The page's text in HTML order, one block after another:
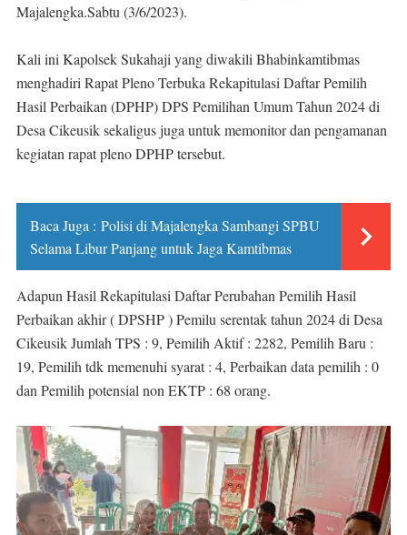
Majalengka.Sabtu (3/6/2023).
Kali ini Kapolsek Sukahaji yang diwakili Bhabinkamtibmas
menghadiri Rapat Pleno Terbuka Rekapitulasi Daftar Pemilih
Hasil Perbaikan (DPHP) DPS Pemilihan Umum Tahun 2024 di
Desa Cikeusik sekaligus juga untuk memonitor dan pengamanan
kegiatan rapat pleno DPHP tersebut.
Baca Juga : Polisi di Majalengka Sambangi SPBU
Selama Libur Panjang untuk Jaga Kamtibmas
Adapun Hasil Rekapitulasi Daftar Perubahan Pemilih Hasil
Perbaikan akhir ( DPSHP ) Pemilu serentak tahun 2024 di Desa
Cikeusik Jumlah TPS : 9, Pemilih Aktif : 2282, Pemilih Baru :
19, Pemilih tdk memenuhi syarat : 4, Perbaikan data pemilih : 0
dan Pemilih potensial non EKTP : 68 orang.